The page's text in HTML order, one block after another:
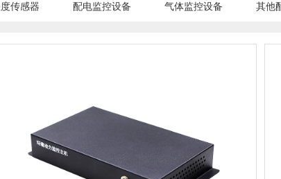
传感器 配电监控设备 气体监控设备 其他